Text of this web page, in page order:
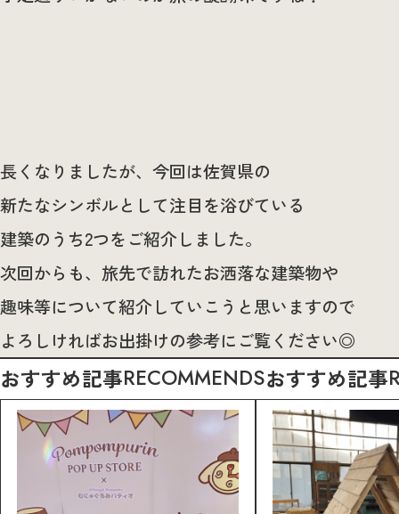
長くなりましたが、今回は佐賀県の
新たなシンボルとして注目を浴びている
建築のうち2つをご紹介しました。
次回からも、旅先で訪れたお洒落な建築物や
趣味等について紹介していこうと思いますので
よろしければお出掛けの参考にご覧ください◎
おすすめ記事RECOMMENDSおすすめ記事